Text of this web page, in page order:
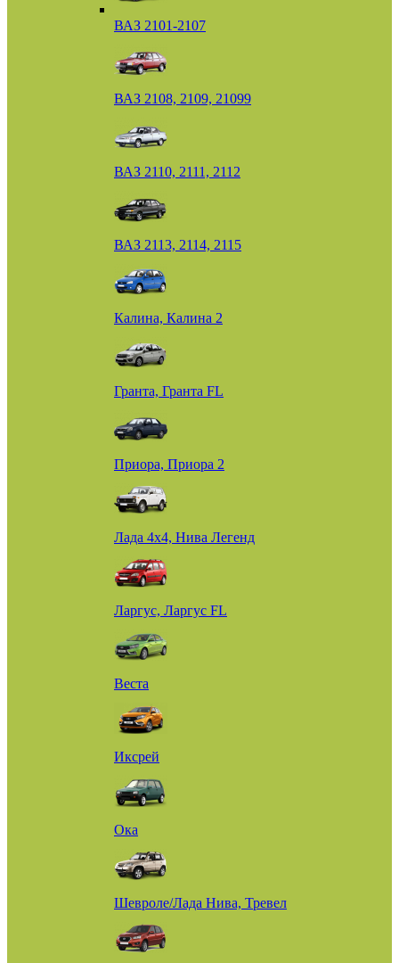
ВАЗ 2101-2107
ВАЗ 2108, 2109, 21099
ВАЗ 2110, 2111, 2112
ВАЗ 2113, 2114, 2115
Калина, Калина 2
Гранта, Гранта FL
Приора, Приора 2
Лада 4х4, Нива Легенд
Ларгус, Ларгус FL
Веста
Иксрей
Ока
Шевроле/Лада Нива, Тревел